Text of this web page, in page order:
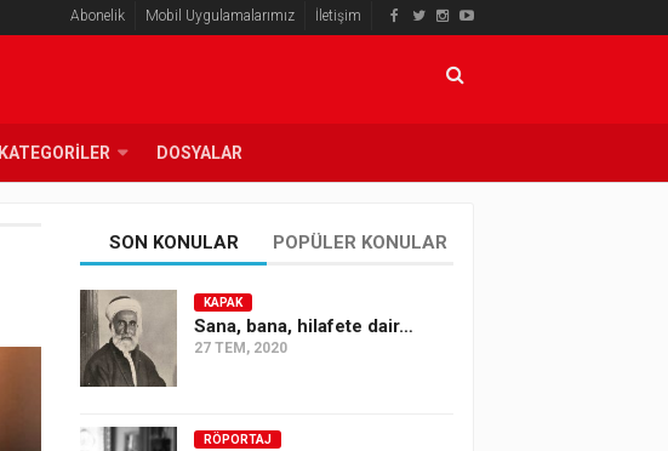
Abonelik Mobil Uygulamalarımız İletişim
KATEGORILER DOSYALAR
SON KONULAR POPÜLER KONULAR
KAPAK
Sana, bana, hilafete dair…
27 TEM, 2020
RÖPORTAJ